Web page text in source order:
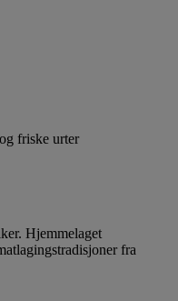
Hjemmelaget
fra